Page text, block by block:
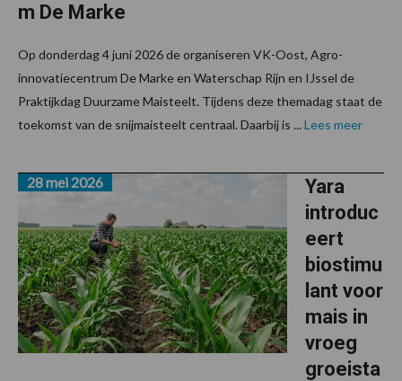
m De Marke
Op donderdag 4 juni 2026 de organiseren VK-Oost, Agro-
innovatiecentrum De Marke en Waterschap Rijn en IJssel de
Praktijkdag Duurzame Maisteelt. Tijdens deze themadag staat de
toekomst van de snijmaisteelt centraal. Daarbij is ... Lees meer
Yara
introduc
eert
biostimu
lant voor
mais in
vroeg
groeista
28 mei 2026